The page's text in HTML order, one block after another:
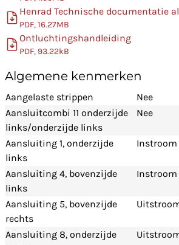
Henrad Technische documentatie
PDF, 16.27MB
Ontluchtingshandleiding
PDF, 93.22kB
Algemene kenmerken
Aangelaste strippen
Nee
Aansluitcombi 11 onderzijde
links/onderzijde links
Nee
Aansluiting 1, onderzijde
links
Instroom
Aansluiting 4, bovenzijde
links
Instroom
Aansluiting 5, bovenzijde
rechts
Aansluiting 8, onderzijde